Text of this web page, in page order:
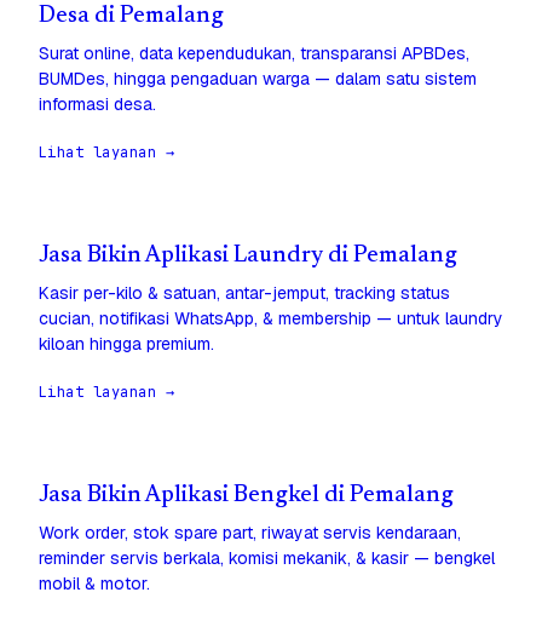
Desa di Pemalang
Surat online, data kependudukan, transparansi APBDes,
BUMDes, hingga pengaduan warga — dalam satu sistem
informasi desa.
Lihat layanan →
Jasa Bikin Aplikasi Laundry di Pemalang
Kasir per-kilo & satuan, antar-jemput, tracking status
cucian, notifikasi WhatsApp, & membership — untuk laundry
kiloan hingga premium.
Lihat layanan →
Jasa Bikin Aplikasi Bengkel di Pemalang
Work order, stok spare part, riwayat servis kendaraan,
reminder servis berkala, komisi mekanik, & kasir — bengkel
mobil & motor.